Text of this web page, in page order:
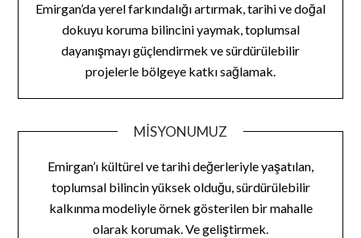
Emirgan’da yerel farkındalığı artırmak, tarihi ve doğal
dokuyu koruma bilincini yaymak, toplumsal
dayanışmayı güçlendirmek ve sürdürülebilir
projelerle bölgeye katkı sağlamak.
MISYONUMUZ
Emirgan’ı kültürel ve tarihi değerleriyle yaşatılan,
toplumsal bilincin yüksek olduğu, sürdürülebilir
kalkınma modeliyle örnek gösterilen bir mahalle
olarak korumak. Ve geliştirmek.